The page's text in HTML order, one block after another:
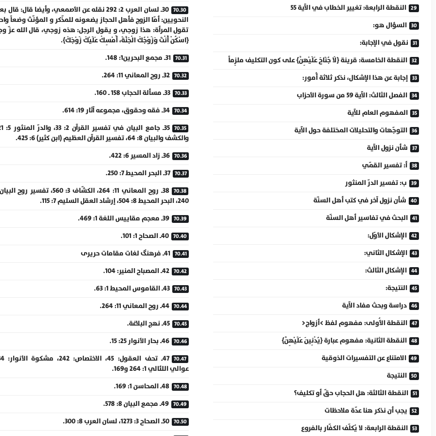
النقطة الرابعة: تغيير الخطاب في الآية 55
السؤال هو:
نقول في الإجابة:
النقطة الخامسة: قرينة {لَا جُنَاحَ عَلَيْهِنَّ} على كون التكليف ملزِماً
إجابة عن هذا الإشكال، نذكر ثلاثة أُمور:
الفصل الثالث: الآية 59 من سورة الأحزاب
المفهوم العام للآية
التوجّهات والتحليلات المختلفة حول الآية
شأن نزول الآية
أ: تفسير القمّي
ب: تفسير الدرّ المنثور
شأن نزول آخر في كتب أهل السنّة
البحث في تفاسير أهل السنّة
الإشكال الأوّل:
الإشكال الثاني:
الإشكال الثالث:
النتيجة:
دراسة وبحث مفاد الآية
النقطة الأُولى: مفهوم لفظ >أزواج<
النقطة الثانية: مفهوم عبارة {يُدْنِينَ عَلَيْهِنَّ}
الامتناع عن التفسيرات الذوقية
النتيجة
النقطة الثالثة: هل الحجاب حقّ أو تكليف؟
يجب أن نذكر هنا عدّة ملاحظات
النقطة الرابعة: لا يُكلّف الكفّار بالفروع
30ـ لسان العرب 2: 292 نقله عن الأصمعي، وأيضا قال:
النحويين: أمّا الزوج فأهل الحجاز يضعونه للمذّكر و المؤنّث وضعاً
تقول المرأة: هذا زوجي، و يقول الرجل: هذه زوجي، قال الله عزّ
{اسْكُنْ أَنْتَ وَزَوْجُكَ الْجَنَّةَ، أَمْسِكْ عَلَيْكَ زَوْجَكَ}.
31ـ مجمع البحرين1: 148.
32ـ روح المعاني 11: 264.
33ـ مسألة الحجاب 158 ـ 160.
34ـ فقه وحقوق، مجموعه آثار 19: 614.
والكشف والبيان 8: 64، تفسير القرآن العظيم (ابن كثير) 6: 425.
36ـ زاد المسير 6: 422.
37ـ البحر المحيط 7: 250.
240، البحر المحيط 8: 504، إرشاد العقل السليم 7: 115.
39ـ معجم مقاييس اللغة 1: 469.
40ـ الصحاح 1: 101.
41ـ فرهنگ لغات مقامات حریری
42ـ المصباح المنير: 104.
43ـ القاموس المحيط 1: 63.
44ـ روح المعاني 11: 264.
45ـ نهج البلاغة.
46ـ بحار الأنوار 25: 15.
عوالي اللئالي 1: 264 و169.
48ـ المحاسن 1: 169.
49ـ مجمع البيان 8: 578.
50ـ الصحاح 3: 1273، لسان العرب 8: 300.